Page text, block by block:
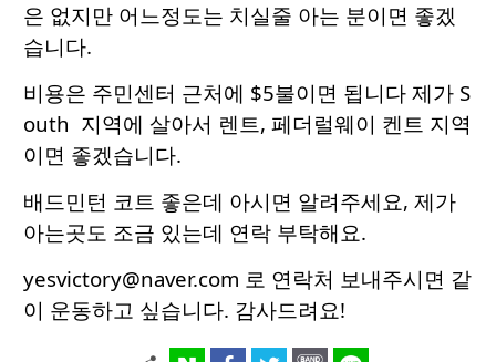
은 없지만 어느정도는 치실줄 아는 분이면 좋겠
습니다.
비용은 주민센터 근처에 $5불이면 됩니다 제가 S
outh 지역에 살아서 렌트, 페더럴웨이 켄트 지역
이면 좋겠습니다.
배드민턴 코트 좋은데 아시면 알려주세요, 제가
아는곳도 조금 있는데 연락 부탁해요.
yesvictory@naver.com 로 연락처 보내주시면 같
이 운동하고 싶습니다. 감사드려요!